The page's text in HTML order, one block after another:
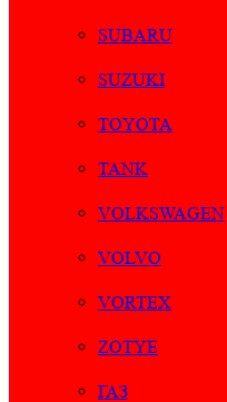
SUBARU
SUZUKI
TOYOTA
TANK
VOLKSWAGEN
VOLVO
VORTEX
ZOTYE
ГАЗ